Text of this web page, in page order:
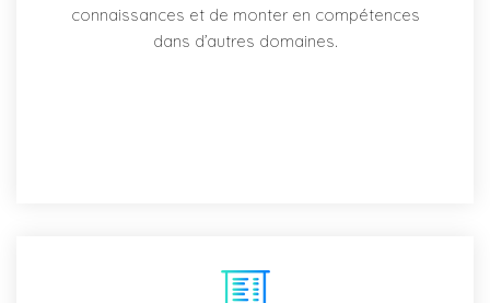
connaissances et de monter en compétences
dans d’autres domaines.